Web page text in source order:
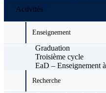
Activités
Enseignement
Graduation
Troisième cycle
EaD – Enseignement
Recherche